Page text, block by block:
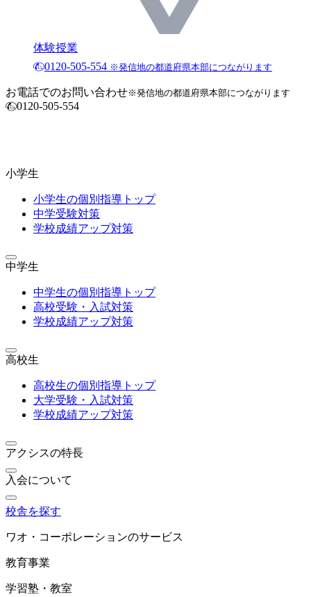
体験授業
0120-505-554 ※発信地の都道府県本部につながります
お電話でのお問い合わせ※発信地の都道府県本部につながります
0120-505-554
小学生
小学生の個別指導トップ
中学受験対策
学校成績アップ対策
中学生
中学生の個別指導トップ
高校受験・入試対策
学校成績アップ対策
高校生
高校生の個別指導トップ
大学受験・入試対策
学校成績アップ対策
アクシスの特長
入会について
校舎を探す
ワオ・コーポレーションのサービス
教育事業
学習塾・教室